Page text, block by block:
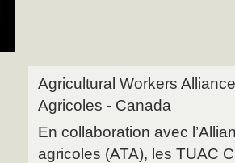
Agricultural Workers
Agricoles - Canada
En collaboration avec
agricoles (ATA), les TUAC